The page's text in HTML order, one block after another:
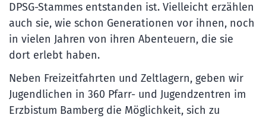
DPSG-Stammes entstanden ist. Vielleicht erzählen
auch sie, wie schon Generationen vor ihnen, noch
in vielen Jahren von ihren Abenteuern, die sie
dort erlebt haben.
Neben Freizeitfahrten und Zeltlagern, geben wir
Jugendlichen in 360 Pfarr- und Jugendzentren im
Erzbistum Bamberg die Möglichkeit, sich zu